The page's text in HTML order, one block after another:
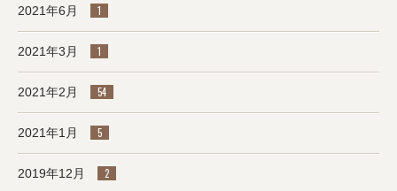
2021年6月 1
2021年3月 1
2021年2月 54
2021年1月 5
2019年12月 2